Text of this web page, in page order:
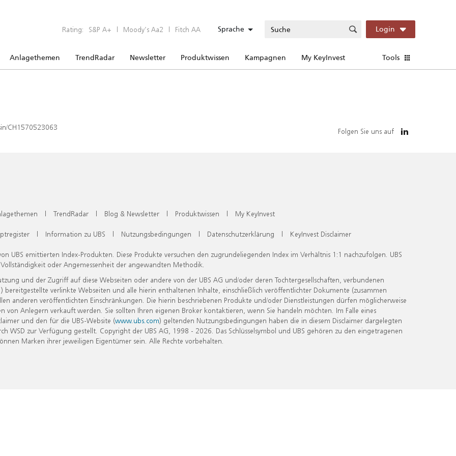
Rating: S&P A+ | Moody’s Aa2 | Fitch AA Sprache Login
Anlagethemen TrendRadar Newsletter Produktwissen Kampagnen My KeyInvest Tools
CH1570523063 Folgen Sie uns auf
| TrendRadar | Blog & Newsletter | Produktwissen | My KeyInvest
| Information zu UBS | Nutzungsbedingungen | Datenschutzerklärung | KeyInvest Disclaimer
UBS emittierten Index-Produkten. Diese Produkte versuchen den zugrundeliegenden Index im Verhältnis 1:1 nachzufolgen. UBS
oder Angemessenheit der angewandten Methodik.
und der Zugriff auf diese Webseiten oder andere von der UBS AG und/oder deren Tochtergesellschaften, verbundenen
verlinkte Webseiten und alle hierin enthaltenen Inhalte, einschließlich veröffentlichter Dokumente (zusammen
anderen veröffentlichten Einschränkungen. Die hierin beschriebenen Produkte und/oder Dienstleistungen dürfen möglicherweise
Anlegern verkauft werden. Sie sollten Ihren eigenen Broker kontaktieren, wenn Sie handeln möchten. Im Falle eines
und den für die UBS-Website (www.ubs.com) geltenden Nutzungsbedingungen haben die in diesem Disclaimer dargelegten
zur Verfügung gestellt. Copyright der UBS AG, 1998 - 2026. Das Schlüsselsymbol und UBS gehören zu den eingetragenen
Marken ihrer jeweiligen Eigentümer sein. Alle Rechte vorbehalten.